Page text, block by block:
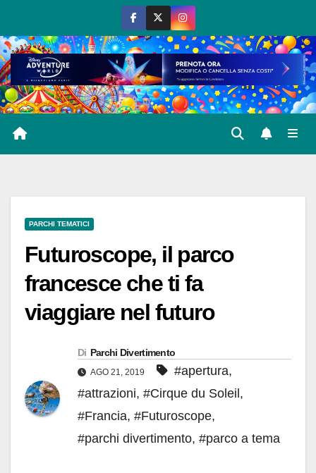
al
contenuto
PARCHI TEMATICI
Futuroscope, il parco
francesce che ti fa
viaggiare nel futuro
Di Parchi Divertimento
AGO 21, 2019 #apertura,
#attrazioni, #Cirque du Soleil ,
#Francia, #Futuroscope,
#parchi divertimento, #parco a tema